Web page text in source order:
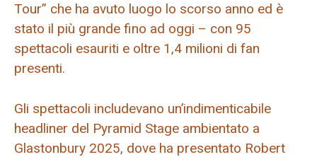
Tour” che ha avuto luogo lo scorso anno ed è
stato il più grande fino ad oggi – con 95
spettacoli esauriti e oltre 1,4 milioni di fan
presenti.
Gli spettacoli includevano un’indimenticabile
headliner del Pyramid Stage ambientato a
Glastonbury 2025, dove ha presentato Robert